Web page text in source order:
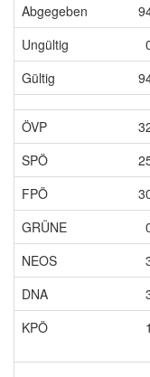
Abgegeben
Ungültig
Gültig
ÖVP
SPÖ
FPÖ
GRÜNE
NEOS
DNA
KPÖ
1